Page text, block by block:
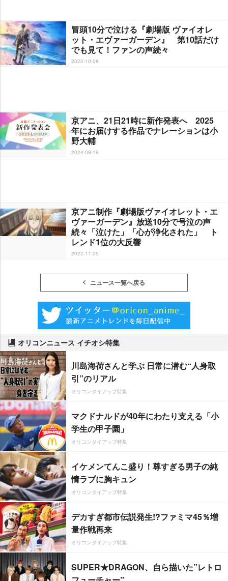
冒頭10分で泣ける『劇場版 ヴァイオレ
ット・エヴァーガーデン』 第10話だけ
でも見て！ファンの声続々
2022-10-28
京アニ、21日21時に新作発表へ 2025
年にお届けする作品でナレーションは小
野大輔
2024-09-18
京アニ制作『劇場版ヴァイオレット・エ
ヴァーガーデン』放送10分で号泣の声
続々「泣けた」「心が浄化された」 ト
レンド1位の大反響
2022-11-25
ニュース一覧へ戻る
オリコンニュース イチオシ特集
川島海荷さんと学ぶ 日常に潜む“人身取
引”のリアル
オリコンタイアップ特集
マクドナルドが40年にわたり支える「小
学生の甲子園」
オリコンタイアップ特集
イケメンてんこ盛り！尊すぎる男子の純
情ラブに胸キュン
オリコンタイアップ特集
デカすぎ都市伝説発生!?ファミマ45％増
量作戦再来
オリコンタイアップ特集
SUPER★DRAGON、自ら描いた”レトロ